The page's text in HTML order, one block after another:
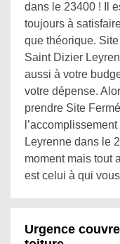
dans le 23400 ! Il
toujours à
que théorique.
Saint Dizier
aussi à votre
votre dépense.
prendre Site
Leyrenne dans le
moment mais tout
est celui à qui
Urgence